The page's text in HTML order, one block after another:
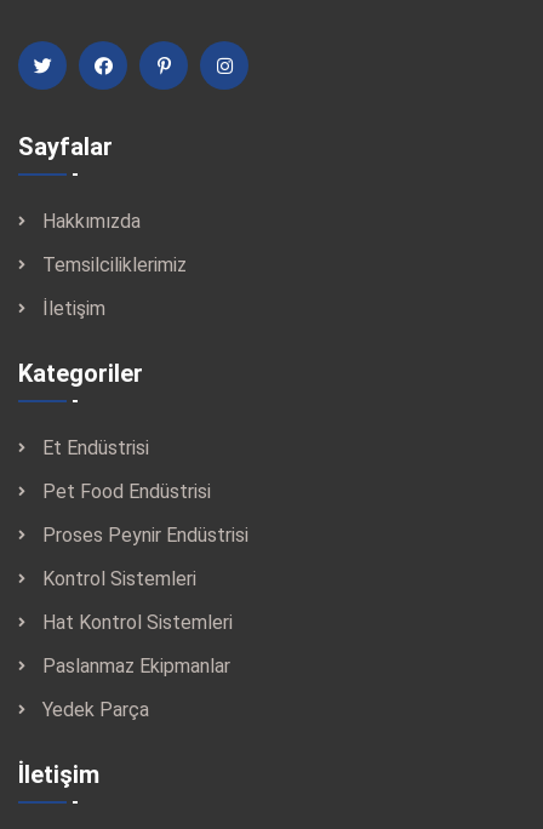
Sayfalar
Hakkımızda
Temsilciliklerimiz
İletişim
Kategoriler
Et Endüstrisi
Pet Food Endüstrisi
Proses Peynir Endüstrisi
Kontrol Sistemleri
Hat Kontrol Sistemleri
Paslanmaz Ekipmanlar
Yedek Parça
İletişim